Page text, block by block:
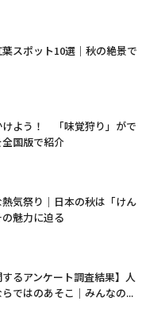
スポット10選｜秋の絶景で
けよう！ 「味覚狩り」がで
国版で紹介
気祭り｜日本の秋は「けん
魅力に迫る
するアンケート調査結果】人
ではのあそこ｜みんなの...